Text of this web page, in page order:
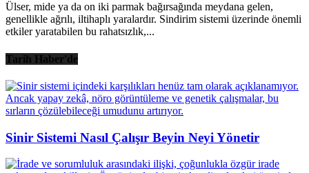
Ülser, mide ya da on iki parmak bağırsağında meydana gelen,
genellikle ağrılı, iltihaplı yaralardır. Sindirim sistemi üzerinde önemli
etkiler yaratabilen bu rahatsızlık,...
Tarih Haber'de
Sinir Sistemi Nasıl Çalışır Beyin Neyi Yönetir